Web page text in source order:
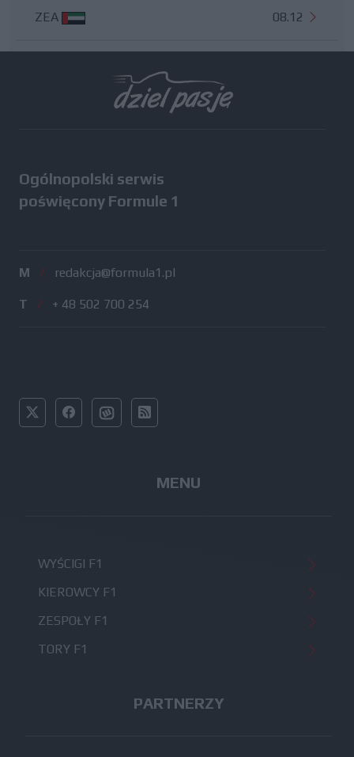
ZEA 08.12
Ogólnopolski serwis
poświęcony Formule 1
M / redakcja@formula1.pl
T / + 48 502 700 254
MENU
WYŚCIGI F1
KIEROWCY F1
ZESPOŁY F1
TORY F1
PARTNERZY